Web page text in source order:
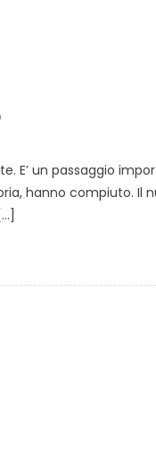
E’ un passaggio
hanno compiuto. Il